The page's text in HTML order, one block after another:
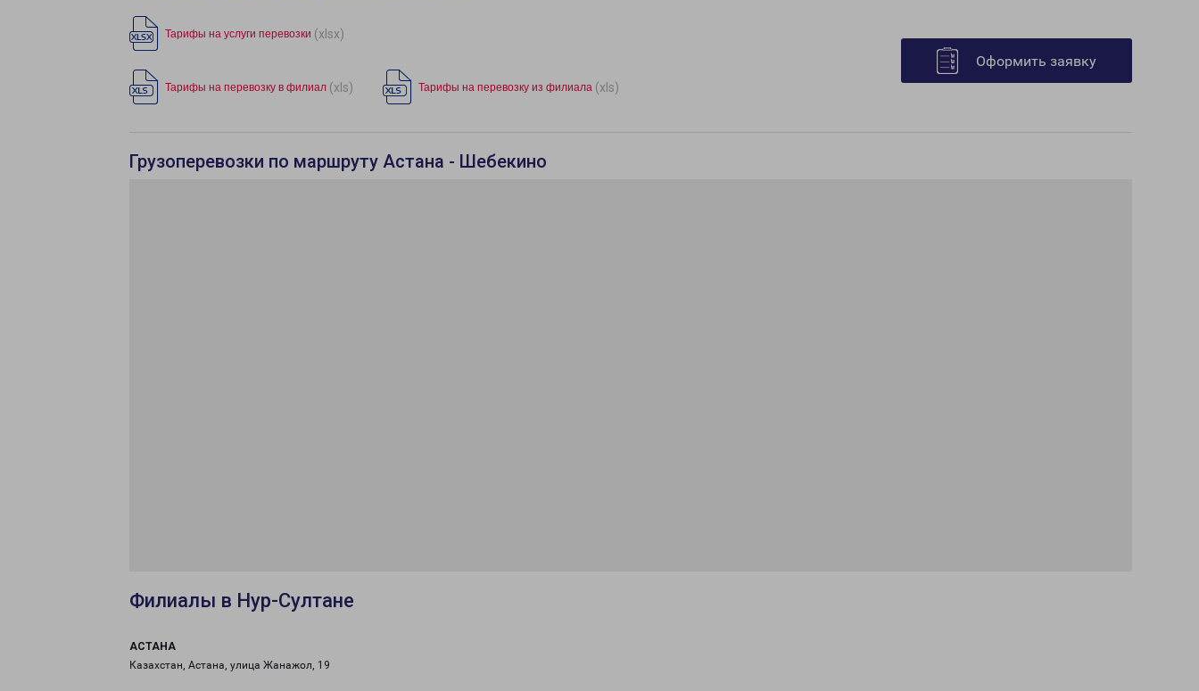
Тарифы на услуги перевозки (xlsx)
Тарифы на перевозку в филиал (xls) Тарифы на перевозку из филиала (xls)
Оформить заявку
Грузоперевозки по маршруту Астана - Шебекино
Филиалы в Нур-Султане
АСТАНА
Казахстан, Астана, улица Жанажол, 19